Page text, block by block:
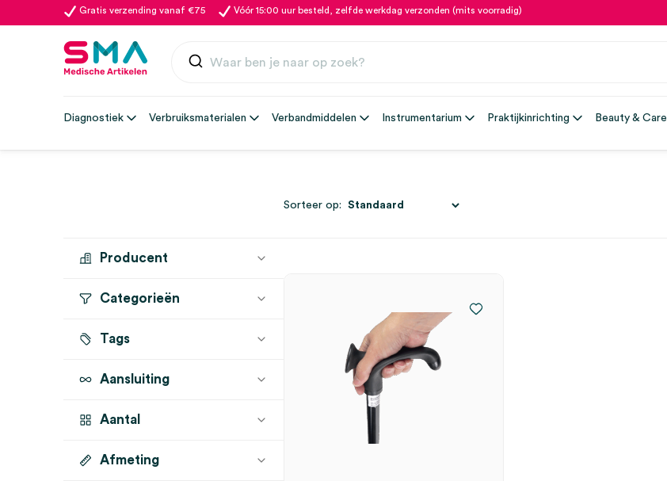
Gratis verzending vanaf €75 Vóór 15:00 uur besteld, zelfde werkdag verzonden (mits voorradig)
Diagnostiek Verbruiksmaterialen Verbandmiddelen Instrumentarium Praktijkinrichting Beauty & Care
Producent
SERVOPRAX (1)
Categorieën
Overig (1)
Tags
Aansluiting
Aantal
1 stuk (1)
Afmeting
Sorteer op: